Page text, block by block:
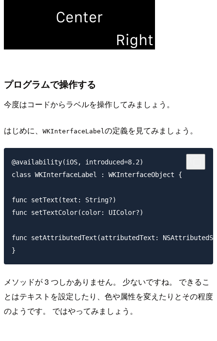
プログラムで操作する
今度はコードからラベルを操作してみましょう。
はじめに、 WKInterfaceLabelの定義を見てみましょう。
@availability(iOS, introduced=8.2)
class WKInterfaceLabel : WKInterfaceObject {
func setText(text: String?)
func setTextColor(color: UIColor?)
func setAttributedText(attributedText:
メソッドが 3 つしかありません。 少ないですね。 できるこ
とはテキストを設定したり、色や属性を変えたりとその程度
のようです。 ではやってみましょう。